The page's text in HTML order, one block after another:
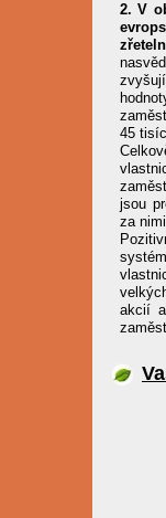
2. V
45
jsou
za
akcií